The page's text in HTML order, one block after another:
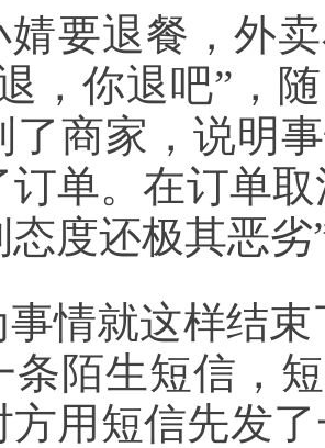
婧要退餐，外
，你退吧”，
了商家，说明
订单。在订单
度还极其恶劣
情就这样结
条陌生短信，
方用短信先发